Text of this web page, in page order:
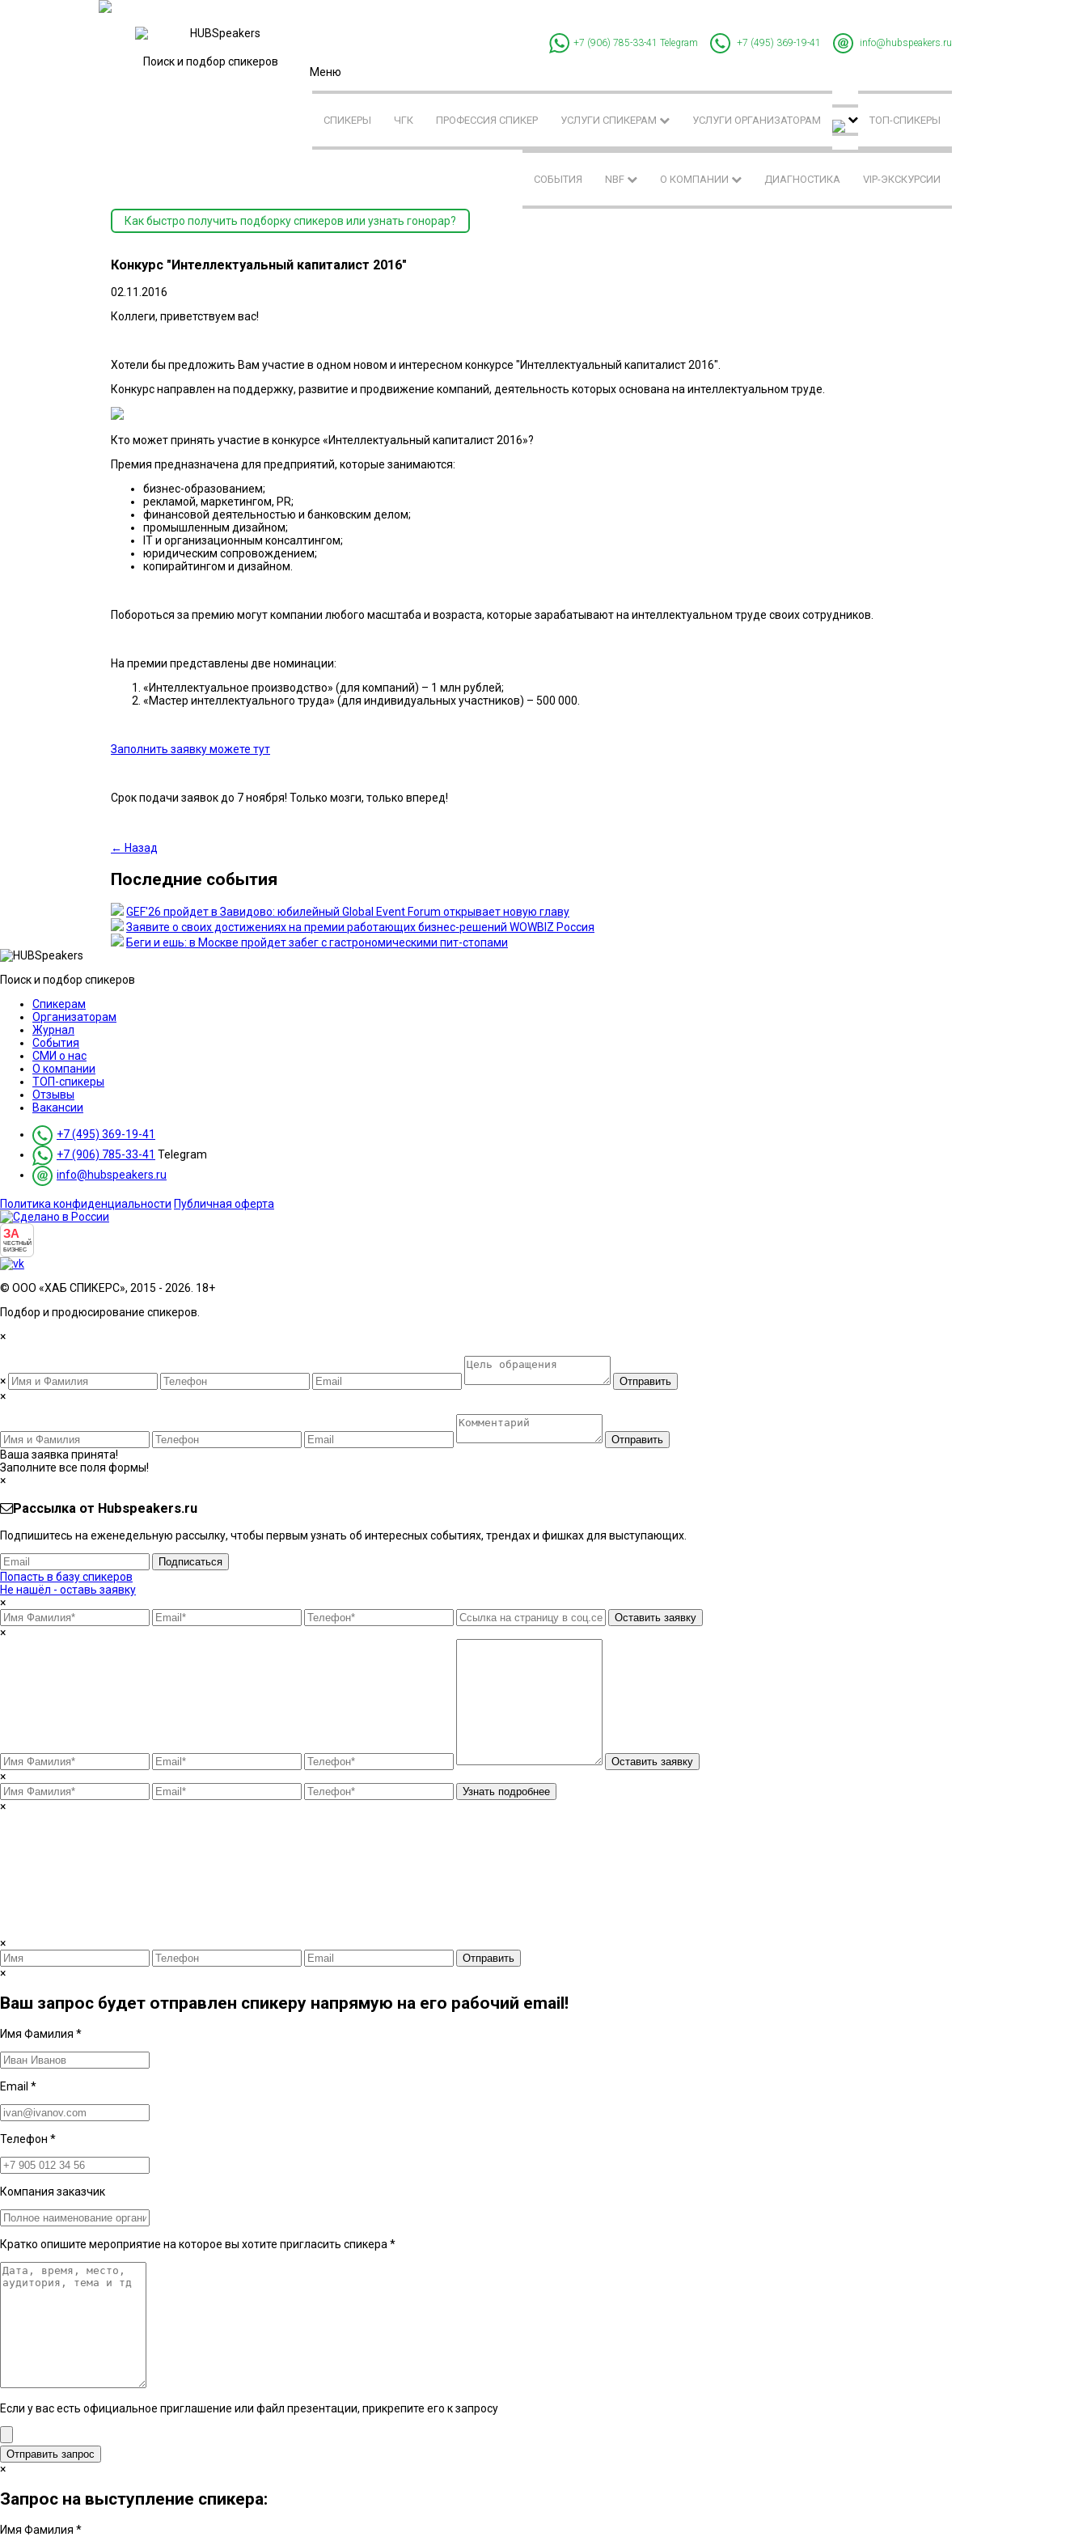
Поиск и подбор спикеров
+7 (906) 785-33-41 Telegram +7 (495) 369-19-41 info@hubspeakers.ru
Меню
СПИКЕРЫ ЧГК ПРОФЕССИЯ СПИКЕР УСЛУГИ СПИКЕРАМ УСЛУГИ ОРГАНИЗАТОРАМ ТОП-СПИКЕРЫ
СОБЫТИЯ NBF О КОМПАНИИ ДИАГНОСТИКА VIP-ЭКСКУРСИИ
Как быстро получить подборку спикеров или узнать гонорар?
Конкурс "Интеллектуальный капиталист 2016"
02.11.2016
Коллеги, приветствуем вас!
Хотели бы предложить Вам участие в одном новом и интересном конкурсе "Интеллектуальный капиталист 2016".
Конкурс направлен на поддержку, развитие и продвижение компаний, деятельность которых основана на интеллектуальном труде.
Кто может принять участие в конкурсе «Интеллектуальный капиталист 2016»?
Премия предназначена для предприятий, которые занимаются:
бизнес-образованием;
рекламой, маркетингом, PR;
финансовой деятельностью и банковским делом;
промышленным дизайном;
IT и организационным консалтингом;
юридическим сопровождением;
копирайтингом и дизайном.
Побороться за премию могут компании любого масштаба и возраста, которые зарабатывают на интеллектуальном труде своих сотрудников.
На премии представлены две номинации:
«Интеллектуальное производство» (для компаний) – 1 млн рублей;
«Мастер интеллектуального труда» (для индивидуальных участников) – 500 000.
Заполнить заявку можете тут
Срок подачи заявок до 7 ноября! Только мозги, только вперед!
← Назад
Последние события
GEF'26 пройдет в Завидово: юбилейный Global Event Forum открывает новую главу
Заявите о своих достижениях на премии работающих бизнес-решений WOWBIZ Россия
Беги и ешь: в Москве пройдет забег с гастрономическими пит-стопами
Поиск и подбор спикеров
Спикерам
Организаторам
Журнал
События
СМИ о нас
О компании
ТОП-спикеры
Отзывы
Вакансии
+7 (495) 369-19-41
+7 (906) 785-33-41 Telegram
info@hubspeakers.ru
Политика конфиденциальности Публичная оферта
ЗА
ЧЕСТНЫЙ
БИЗНЕС
© ООО «ХАБ СПИКЕРС», 2015 - 2026. 18+
Подбор и продюсирование спикеров.
×
× Отправить
×
Отправить
Ваша заявка принята!
Заполните все поля формы!
×
Рассылка от Hubspeakers.ru
Подпишитесь на еженедельную рассылку, чтобы первым узнать об интересных событиях, трендах и фишках ​для выступающих.
Подписаться
Попасть в базу спикеров
Не нашёл - оставь заявку
×
Оставить заявку
×
Оставить заявку
×
Узнать подробнее
×
×
Отправить
×
Ваш запрос будет отправлен спикеру напрямую на его рабочий email!
Имя Фамилия *
Email *
Телефон *
Компания заказчик
Кратко опишите мероприятие на которое вы хотите пригласить спикера *
Если у вас есть официальное приглашение или файл презентации, прикрепите его к запросу
Отправить запрос
×
Запрос на выступление спикера:
Имя Фамилия *